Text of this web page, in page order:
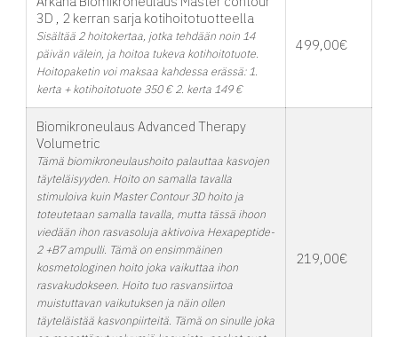
3D , 2 kerran sarja kotihoitotuotteella
Sisältää 2 hoitokertaa, jotka tehdään noin 14
päivän välein, ja hoitoa tukeva kotihoitotuote.
Hoitopaketin voi maksaa kahdessa erässä: 1.
kerta + kotihoitotuote 350 € 2. kerta 149 €
499,00€
Biomikroneulaus Advanced Therapy
Volumetric
Tämä biomikroneulaushoito palauttaa kasvojen
täyteläisyyden. Hoito on samalla tavalla
stimuloiva kuin Master Contour 3D hoito ja
toteutetaan samalla tavalla, mutta tässä ihoon
viedään ihon rasvasoluja aktivoiva Hexapeptide-
2 +B7 ampulli. Tämä on ensimmäinen
kosmetologinen hoito joka vaikuttaa ihon
rasvakudokseen. Hoito tuo rasvansiirtoa
muistuttavan vaikutuksen ja näin ollen
täyteläistää kasvonpiirteitä. Tämä on sinulle joka
219,00€